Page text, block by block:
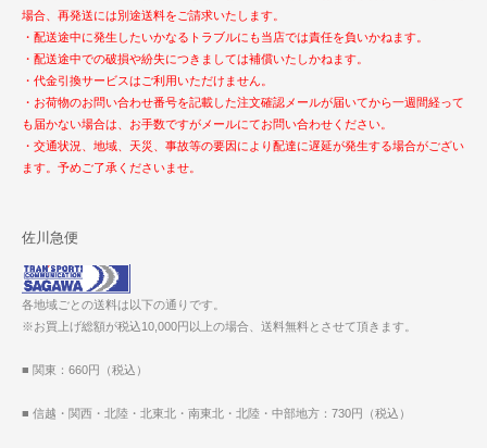
場合、再発送には別途送料をご請求いたします。
・配送途中に発生したいかなるトラブルにも当店では責任を負いかねます。
・配送途中での破損や紛失につきましては補償いたしかねます。
・代金引換サービスはご利用いただけません。
・お荷物のお問い合わせ番号を記載した注文確認メールが届いてから一週間経って
も届かない場合は、お手数ですがメールにてお問い合わせください。
・交通状況、地域、天災、事故等の要因により配達に遅延が発生する場合がござい
ます。予めご了承くださいませ。
佐川急便
各地域ごとの送料は以下の通りです。
※お買上げ総額が税込10,000円以上の場合、送料無料とさせて頂きます。
■ 関東：660円（税込）
■ 信越・関西・北陸・北東北・南東北・北陸・中部地方：730円（税込）